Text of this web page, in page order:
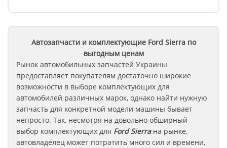
Автозапчасти и комплектующие Ford Sierraпо
выгодным ценам
Рынок автомобильных запчастей Украины
предоставляет покупателям достаточно широкие
возможности в выборе комплектующих для
автомобилей различных марок, однако найти нужную
запчасть для конкретной модели машины бывает
непросто. Так, несмотря на довольно обширный
выбор комплектующих для Ford Sierraна рынке,
автовладелец может потратить много сил и времени,